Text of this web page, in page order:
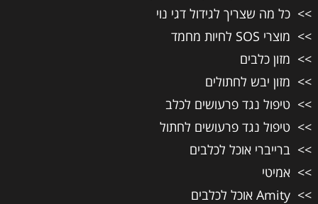
כל מה שצריך לגידול דגי נוי
מוצרי SOS לחיות מחמד
מזון כלבים
מזון יבש לחתולים
טיפול נגד פרעושים לכלב
טיפול נגד פרעושים לחתול
ברייברי אוכל לכלבים
אמיטי
Amity אוכל לכלבים